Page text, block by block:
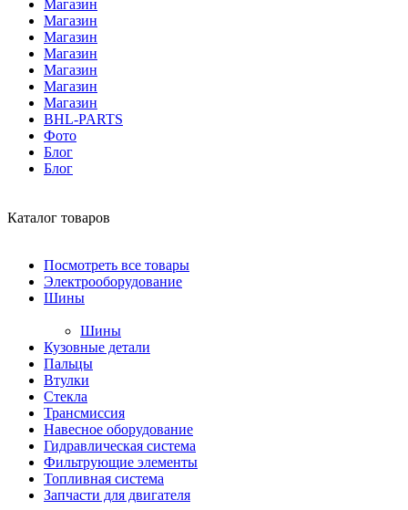
Магазин
Магазин
Магазин
Магазин
Магазин
Магазин
Магазин
BHL-PARTS
Фото
Блог
Блог
Каталог товаров
Посмотреть все товары
Электрооборудование
Шины
Шины
Кузовные детали
Пальцы
Втулки
Стекла
Трансмиссия
Навесное оборудование
Гидравлическая система
Фильтрующие элементы
Топливная система
Запчасти для двигателя